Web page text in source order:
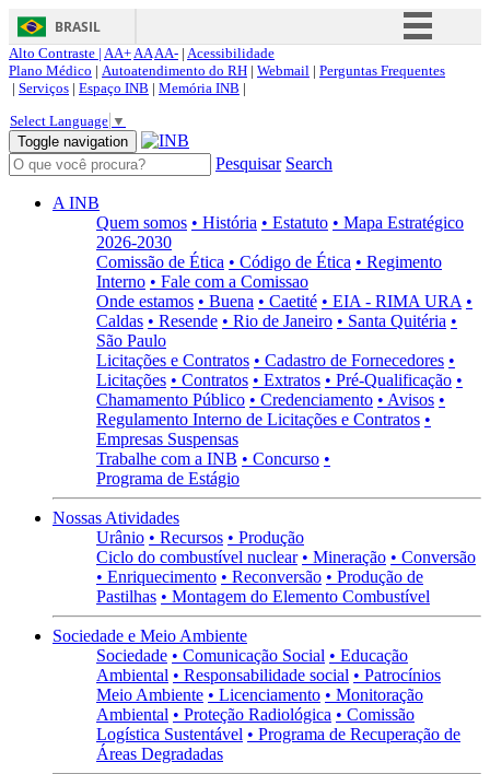
BRASIL
Simplifique!
Acesso à informação
Canais
Alto Contraste | AA+AAAA- | Acessibilidade
Plano Médico | Autoatendimento do RH | Webmail | Perguntas Frequentes
| Serviços | Espaço INB | Memória INB |
Select Language ▼
Toggle navigation
Pesquisar Search
A INB
Quem somos • História • Estatuto • Mapa Estratégico
2026-2030
Comissão de Ética • Código de Ética • Regimento
Interno • Fale com a Comissao
Onde estamos • Buena • Caetité • EIA - RIMA URA •
Caldas • Resende • Rio de Janeiro • Santa Quitéria •
São Paulo
Licitações e Contratos • Cadastro de Fornecedores •
Licitações • Contratos • Extratos • Pré-Qualificação •
Chamamento Público • Credenciamento • Avisos •
Regulamento Interno de Licitações e Contratos •
Empresas Suspensas
Trabalhe com a INB • Concurso •
Programa de Estágio
Nossas Atividades
Urânio • Recursos • Produção
Ciclo do combustível nuclear • Mineração • Conversão
• Enriquecimento • Reconversão • Produção de
Pastilhas • Montagem do Elemento Combustível
Sociedade e Meio Ambiente
Sociedade • Comunicação Social • Educação
Ambiental • Responsabilidade social • Patrocínios
Meio Ambiente • Licenciamento • Monitoração
Ambiental • Proteção Radiológica • Comissão
Logística Sustentável • Programa de Recuperação de
Áreas Degradadas